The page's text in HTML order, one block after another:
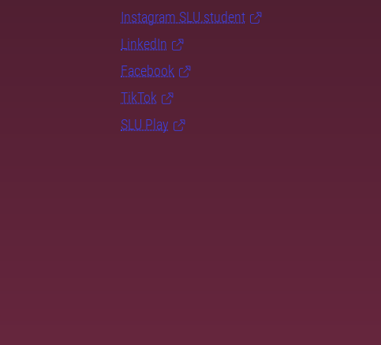
Instagram SLU.student
LinkedIn
Facebook
TikTok
SLU Play